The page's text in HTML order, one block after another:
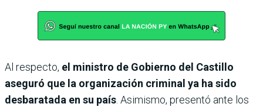
Al respecto, el ministro de Gobierno del Castillo
aseguró que la organización criminal ya ha sido
desbaratada en su país. Asimismo, presentó ante los